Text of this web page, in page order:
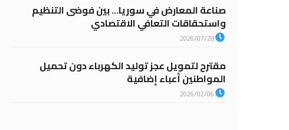
صناعة المعارض في سوريا… بين فوضى التنظيم
واستحقاقات التعافي الاقتصادي
2026/07/28
مقترح لتمويل عجز توليد الكهرباء دون تحميل
المواطنين أعباء إضافية
2026/02/06